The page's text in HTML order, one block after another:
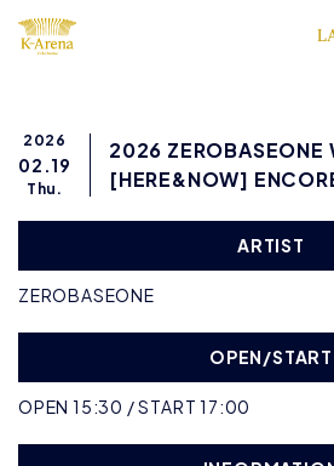
2026
02.19
Thu.
2026 ZEROBASEONE
[HERE&NOW]
ARTIST
ZEROBASEONE
OPEN/START
OPEN 15:30 / START 17:00